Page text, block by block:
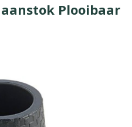
Plooibaar